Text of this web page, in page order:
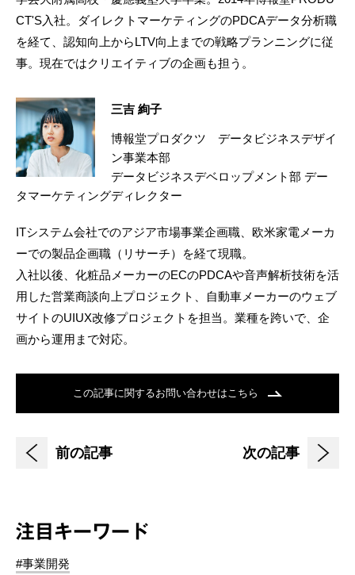
CT'S入社。ダイレクトマーケティングのPDCAデータ分析職
を経て、認知向上からLTV向上までの戦略プランニングに従
事。現在ではクリエイティブの企画も担う。
三吉 絢子
博報堂プロダクツ データビジネスデザイ
ン事業本部
データビジネスデベロップメント部 デー
タマーケティングディレクター
ITシステム会社でのアジア市場事業企画職、欧米家電メーカ
ーでの製品企画職（リサーチ）を経て現職。
入社以後、化粧品メーカーのECのPDCAや音声解析技術を活
用した営業商談向上プロジェクト、自動車メーカーのウェブ
サイトのUIUX改修プロジェクトを担当。業種を跨いで、企
画から運用まで対応。
この記事に関するお問い合わせはこちら
前の記事 次の記事
注目キーワード
#事業開発